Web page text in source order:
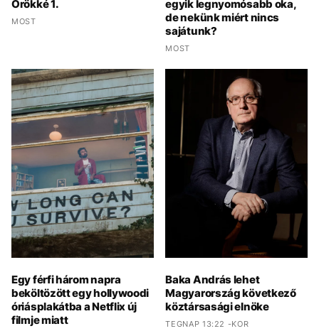
Örökké 1.
MOST
egyik legnyomósabb oka,
de nekünk miért nincs
sajátunk?
MOST
Egy férfi három napra
beköltözött egy hollywoodi
óriásplakátba a Netflix új
filmje miatt
Baka András lehet
Magyarország következő
köztársasági elnöke
TEGNAP 13:22 -KOR